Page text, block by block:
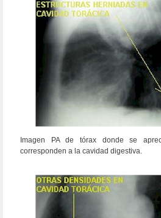
Imagen PA de tórax donde se
corresponden a la cavidad digestiva.